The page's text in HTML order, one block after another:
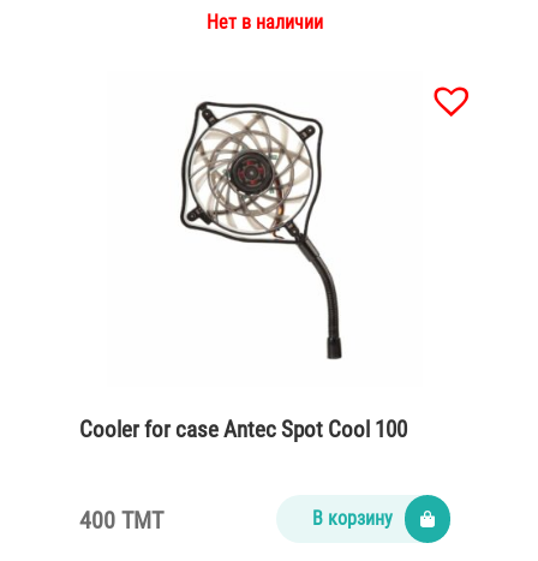
Нет в наличии
Cooler for case Antec Spot Cool 100
400 TMT В корзину